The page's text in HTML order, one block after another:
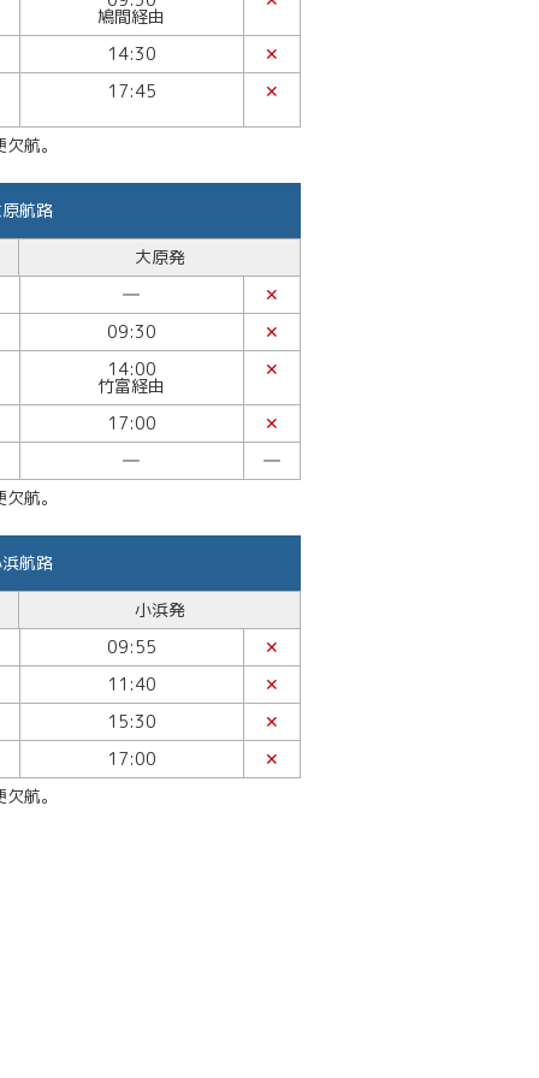
鳩間経由
14:30
✕
17:45
✕
航。
航路
大原発
―
✕
09:30
✕
14:00
竹富経由
✕
17:00
✕
―
―
航。
航路
小浜発
09:55
✕
11:40
✕
15:30
✕
17:00
✕
航。